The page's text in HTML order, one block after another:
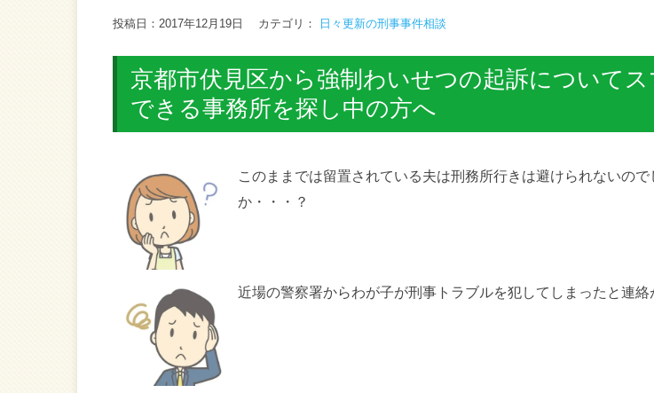
投稿日：2017年12月19日 カテゴリ： 日々更新の刑事事件相談
京都市伏見区から強制わいせつの起訴について
できる事務所を探し中の方へ
このままでは留置されている夫は刑務所行きは避けられないので
か・・・？
近場の警察署からわが子が刑事トラブルを犯してしまったと連絡